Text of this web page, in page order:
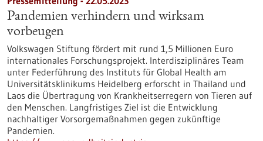
Pandemien verhindern und wirksam
vorbeugen
Volkswagen Stiftung fördert mit rund 1,5 Millionen Euro
internationales Forschungsprojekt. Interdisziplinäres Team
unter Federführung des Instituts für Global Health am
Universitätsklinikums Heidelberg erforscht in Thailand und
Laos die Übertragung von Krankheitserregern von Tieren auf
den Menschen. Langfristiges Ziel ist die Entwicklung
nachhaltiger Vorsorgemaßnahmen gegen zukünftige
Pandemien.